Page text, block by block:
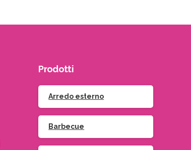
Prodotti
Arredo esterno
Barbecue